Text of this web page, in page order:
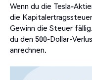
Wenn du die Tesla-
die
Gewinn die Steuer
du den 500-Dollar-
anrechnen.